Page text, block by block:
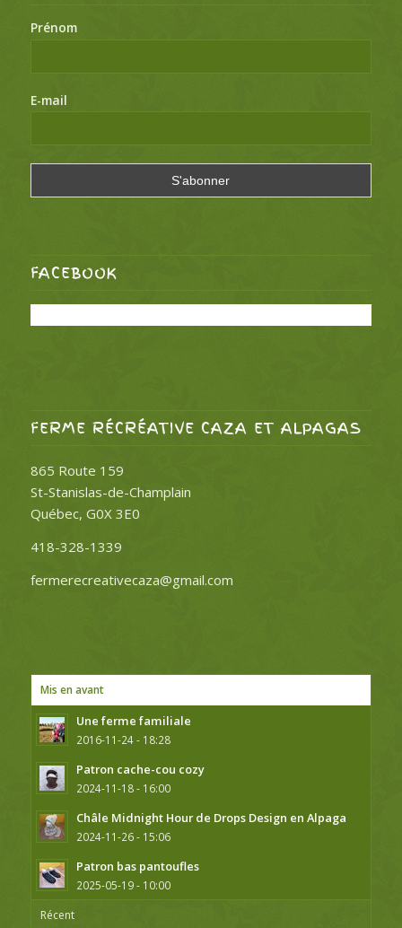
Prénom
E-mail
FACEBOOK
FERME RÉCRÉATIVE CAZA ET ALPAGAS
865 Route 159
St-Stanislas-de-Champlain
Québec, G0X 3E0
418-328-1339
fermerecreativecaza@gmail.com
Mis en avant
Une ferme familiale
2016-11-24 - 18:28
Patron cache-cou cozy
2024-11-18 - 16:00
Châle Midnight Hour de Drops Design en Alpaga
2024-11-26 - 15:06
Patron bas pantoufles
2025-05-19 - 10:00
Récent